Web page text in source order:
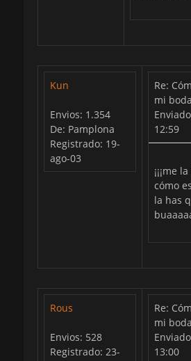
Kun
Envios: 1.354
De: Pamplona
Registrado: 19-
ago-03
Re:
mi
12:59
¡¡¡me
cómo
la has
Rous
Envios: 528
Registrado: 23-
Re:
mi
13:00